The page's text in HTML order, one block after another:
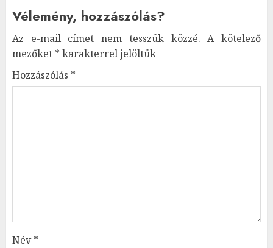
Vélemény, hozzászólás?
Az e-mail címet nem tesszük közzé. A kötelező
mezőket * karakterrel jelöltük
Hozzászólás *
Név*